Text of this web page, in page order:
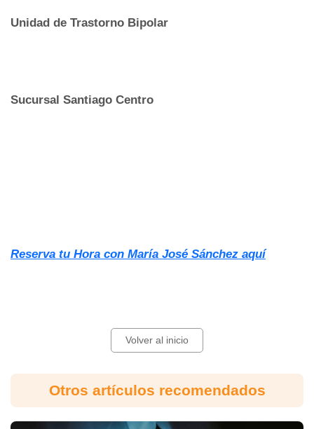
Unidad de Trastorno Bipolar
Sucursal Santiago Centro
Reserva tu Hora con María José Sánchez aquí
Volver al inicio
Otros artículos recomendados